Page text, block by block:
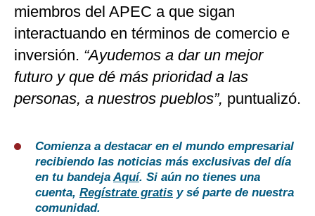
miembros del APEC a que sigan
interactuando en términos de comercio e
inversión. “Ayudemos a dar un mejor
futuro y que dé más prioridad a las
personas, a nuestros pueblos”, puntualizó.
Comienza a destacar en el mundo empresarial
recibiendo las noticias más exclusivas del día
en tu bandejaAquí. Si aún no tienes una
cuenta, Regístrate gratis y sé parte de nuestra
comunidad.